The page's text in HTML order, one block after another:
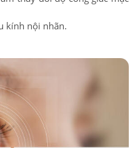
kính nội nhãn.